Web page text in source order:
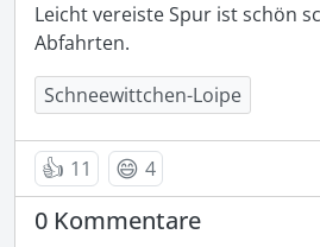
Leicht vereiste Spur ist schön
Abfahrten.
Schneewittchen-Loipe
👍 11 😄 4
0 Kommentare